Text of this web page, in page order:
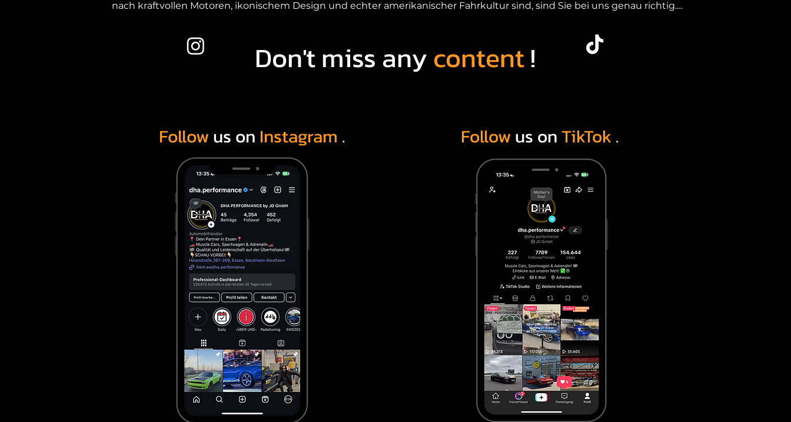
nach kraftvollen Motoren, ikonischem Design und echter amerikanischer Fahrkultur sind, sind Sie bei uns genau richtig.
Unsere Kunden kommen gezielt zu uns, wenn sie us cars kaufen meiner Nähe möchten, ohne Kompromisse bei Zustand,
Essen ist ein zentraler Standort im Ruhrgebiet und ideal erreichbar aus Bochum, Dortmund, Duisburg, Oberhausen und
dem gesamten NRW-Raum. Genau deshalb entscheiden sich viele Autoliebhaber bewusst für us cars in essen, statt lange
Ihre Vorteile bei DHA Performance
Geprüfte Fahrzeuge mit transparenter Historie
Große Auswahl an sofort verfügbaren Modellen
Starker Fokus auf us car händler in essen
Wenn Sie gezielt nach Us car meiner Nähe suchen, profitieren Sie bei uns von kurzen Wegen, direktem Kontakt und
US Cars kaufen meiner Nähe – lokal, sicher & transparent
Don't miss anycontent!
Follow us on Instagram . Follow us onTikTok .